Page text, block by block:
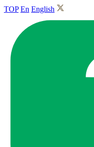
TOP En English